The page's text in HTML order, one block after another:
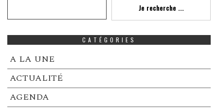
Je recherche ...
CATÉGORIES
A LA UNE
ACTUALITÉ
AGENDA